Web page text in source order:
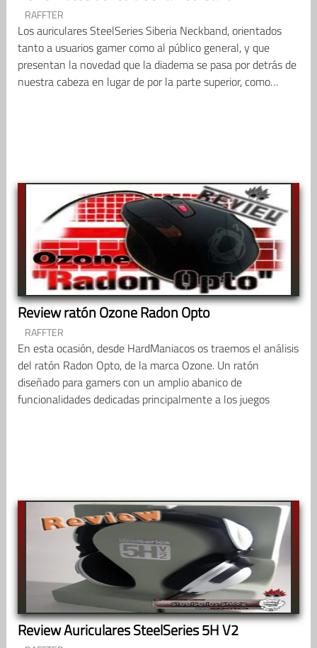
RAFFTER
Los auriculares SteelSeries Siberia Neckband, orientados
tanto a usuarios gamer como al público general, y que
presentan la novedad que la diadema se pasa por detrás de
nuestra cabeza en lugar de por la parte superior, como…
Review ratón Ozone Radon Opto
RAFFTER
En esta ocasión, desde HardManiacos os traemos el análisis
del ratón Radon Opto, de la marca Ozone. Un ratón
diseñado para gamers con un amplio abanico de
funcionalidades dedicadas principalmente a los juegos
Review Auriculares SteelSeries 5H V2